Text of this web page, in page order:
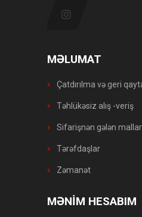
MƏLUMAT
Çatdırılma və geri
Təhlükəsiz alış -veriş
Sifarişnən gələn mallar
Tərəfdaşlar
Zəmanət
MƏNİM HESABIM